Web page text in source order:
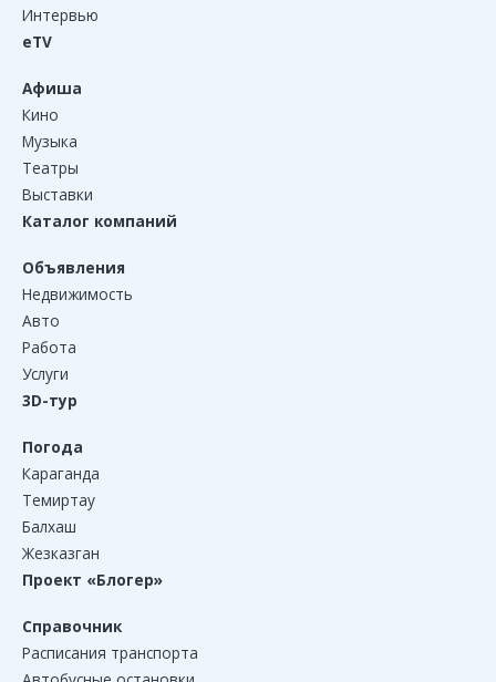
Интервью
eTV
Афиша
Кино
Музыка
Театры
Выставки
Каталог компаний
Объявления
Недвижимость
Авто
Работа
Услуги
3D-тур
Погода
Караганда
Темиртау
Балхаш
Жезказган
Проект «Блогер»
Справочник
Расписания транспорта